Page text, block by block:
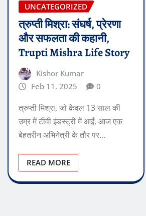
UNCATEGORIZED
त्रुप्ती मिश्रा: संघर्ष, प्रेरणा
और सफलता की कहानी,
Trupti Mishra Life Story
Kishor Kumar
Feb 11, 2025
0
त्रुप्ती मिश्रा, जो केवल 13 साल की
उम्र में टीवी इंडस्ट्री में आईं, आज एक
बेहतरीन अभिनेत्री के तौर पर…
READ MORE